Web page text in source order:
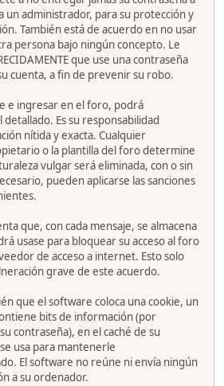
un administrador, para su protección y
También está de acuerdo en no usar
persona bajo ningún concepto. Le
que use una contraseña
cuenta, a fin de prevenir su robo.
e ingresar en el foro, podrá
Es su responsabilidad
nítida y exacta. Cualquier
o la plantilla del foro determine
vulgar será eliminada, con o sin
pueden aplicarse las sanciones
que, con cada mensaje, se almacena
usase para bloquear su acceso al foro
de acceso a internet. Esto solo
grave de este acuerdo.
que el software coloca una cookie, un
bits de información (por
contraseña), en el caché de su
usa para mantenerle
El software no reúne ni envía ningún
a su ordenador.